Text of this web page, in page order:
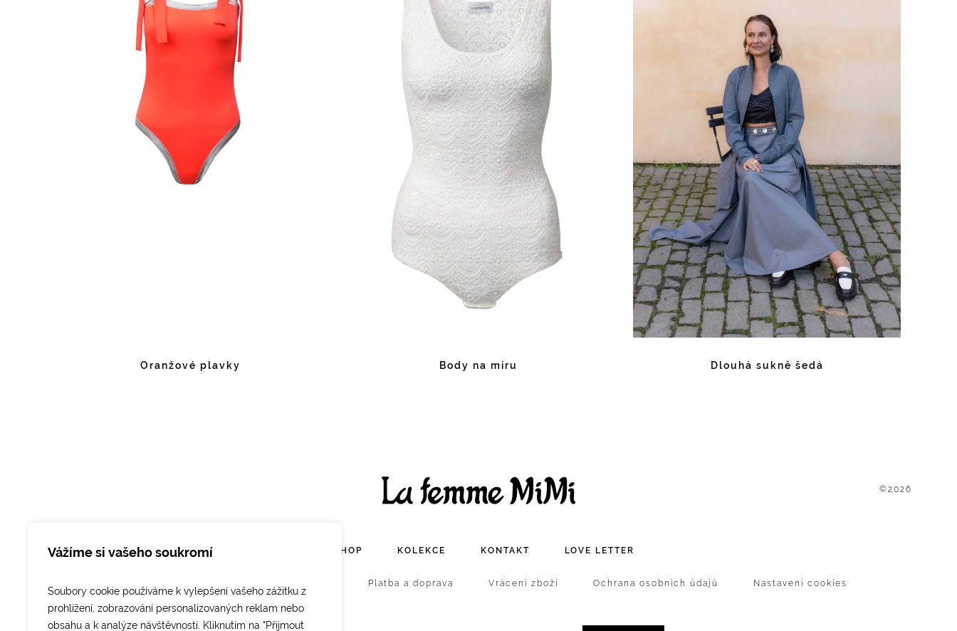
Vážíme si vašeho soukromí
Soubory cookie používáme k vylepšení vašeho zážitku z
prohlížení, zobrazování personalizovaných reklam nebo
obsahu a k analýze návštěvnosti. Kliknutím na "Přijmout
Oranžové plavky Body na míru Dlouhá sukně šedá
©2026
E-SHOP KOLEKCE KONTAKT LOVE LETTER
Platba a doprava Vrácení zboží Ochrana osobních údajů Nastavení cookies